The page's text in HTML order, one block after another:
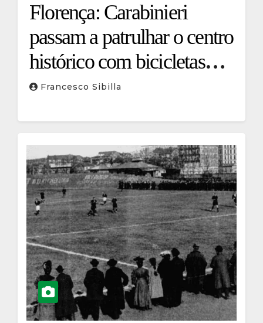
Florença: Carabinieri
passam a patrulhar o centro
histórico com bicicletas
elétricas
Francesco Sibilla